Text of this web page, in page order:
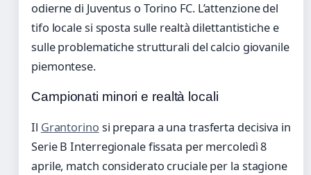
odierne di Juventus o Torino FC. L’attenzione del
tifo locale si sposta sulle realtà dilettantistiche e
sulle problematiche strutturali del calcio giovanile
piemontese.
Campionati minori e realtà locali
Il Grantorino si prepara a una trasferta decisiva in
Serie B Interregionale fissata per mercoledì 8
aprile, match considerato cruciale per la stagione